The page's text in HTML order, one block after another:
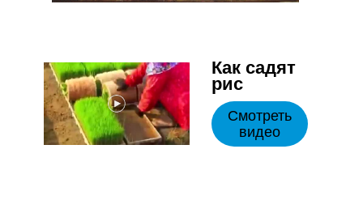
Как садят
рис
Смотреть
видео